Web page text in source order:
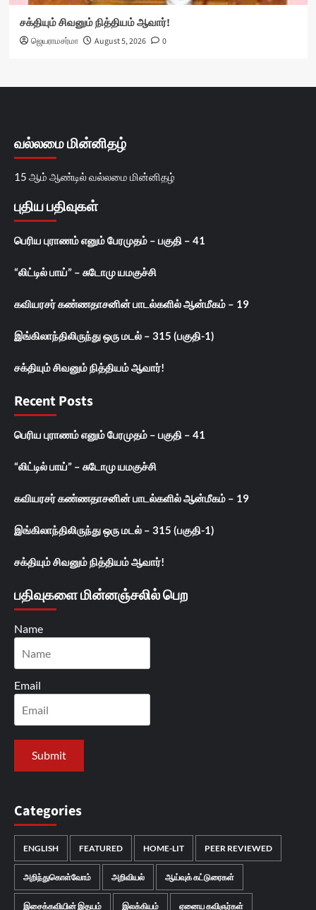
சக்தியும் சிவனும் நித்தியம் ஆவார்!
ஜெயராமசர்மா August 5, 2026 0
வல்லமை மின்னிதழ்
15 ஆம் ஆண்டில் வல்லமை மின்னிதழ்
புதிய பதிவுகள்
பெரிய புராணம் எனும் பேரமுதம் – பகுதி – 41
“லிட்டில் பாய்” – சுடோமு யமகுச்சி
கவியரசர் கண்ணதாசனின் பாடல்களில் ஆன்மீகம் – 19
இங்கிலாந்திலிருந்து ஒரு மடல் – 315 (பகுதி-1)
சக்தியும் சிவனும் நித்தியம் ஆவார்!
Recent Posts
பெரிய புராணம் எனும் பேரமுதம் – பகுதி – 41
“லிட்டில் பாய்” – சுடோமு யமகுச்சி
கவியரசர் கண்ணதாசனின் பாடல்களில் ஆன்மீகம் – 19
இங்கிலாந்திலிருந்து ஒரு மடல் – 315 (பகுதி-1)
சக்தியும் சிவனும் நித்தியம் ஆவார்!
பதிவுகளை மின்னஞ்சலில் பெற
Name
Email
Categories
ENGLISH FEATURED HOME-LIT PEER REVIEWED
அறிந்துகொள்வோம் அறிவியல் ஆய்வுக் கட்டுரைகள்
இசைக்கவியின் இதயம் இலக்கியம் ஏனைய கவிஞர்கள்